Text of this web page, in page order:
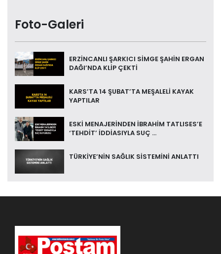
Foto-Galeri
ERZİNCANLI ŞARKICI SİMGE ŞAHİN ERGAN
DAĞI’NDA KLİP ÇEKTİ
KARS’TA 14 ŞUBAT’TA MEŞALELİ KAYAK
YAPTILAR
ESKİ MENAJERİNDEN İBRAHİM TATLISES’E
‘TEHDİT’ İDDİASIYLA SUÇ ...
TÜRKİYE’NİN SAĞLIK SİSTEMİNİ ANLATTI